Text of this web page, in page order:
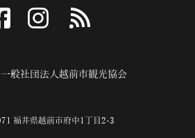
facebook instagram
一般社団法人越前市観光協会
福井県越前市府中1丁目2-3